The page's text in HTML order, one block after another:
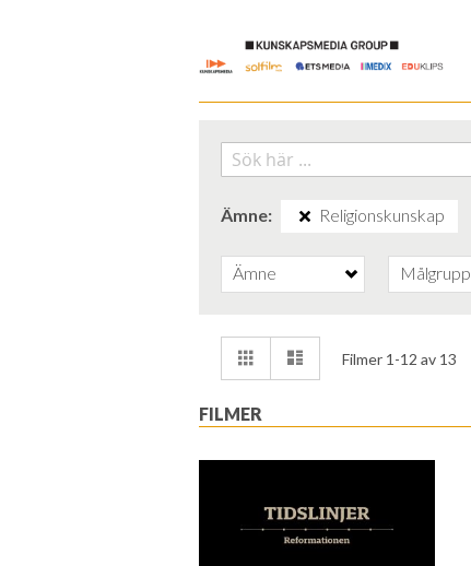
Content
Ämne Religionskunskap
Ämne Målgrupp
Visa
som
Rutnät ListaFilmer 1 -12 av 13
FILMER